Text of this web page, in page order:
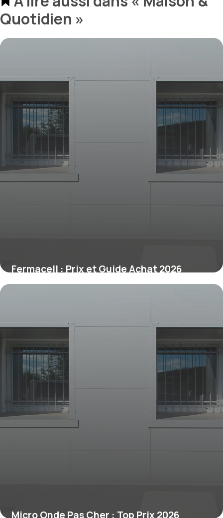
Quotidien »
Fermacell : Prix et Guide Achat 2026
9 juillet 2026
Micro Onde Pas Cher : Top Prix 2026